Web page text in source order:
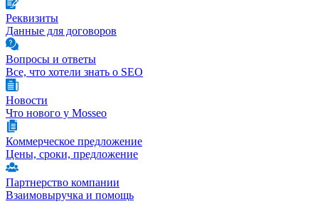
Реквизиты
Данные для договоров
Вопросы и ответы
Все, что хотели знать о SEO
Новости
Что нового у Mosseo
Коммерческое предложение
Цены, сроки, предложение
Партнерство компании
Взаимовыручка и помощь